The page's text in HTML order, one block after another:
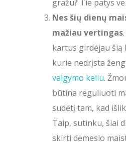
gražu? Tie patys
Nes šių dienų
mažiau vertingas
kartus girdėjau šią
kurie nedrįsta
valgymo keliu.
būtina reguliuoti
sudėtį tam, kad
Taip, sutinku, šiai
skirti dėmesio